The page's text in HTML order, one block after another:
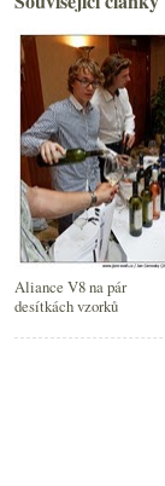
Aliance V8 na pár
desítkách vzorků